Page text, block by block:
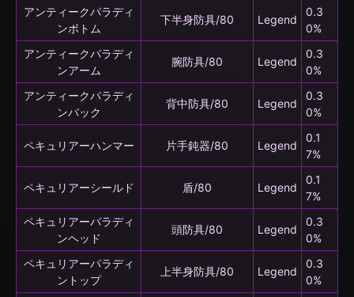
アンティークパラディ
ンボトム
下半身防具/80 Legend
0.3
0%
アンティークパラディ
ンアーム
腕防具/80 Legend
0.3
0%
アンティークパラディ
ンバック
背中防具/80 Legend
0.3
0%
ペキュリアーハンマー 片手鈍器/80 Legend
0.1
7%
ペキュリアーシールド 盾/80 Legend
0.1
7%
ペキュリアーパラディ
ンヘッド
頭防具/80 Legend
0.3
0%
ペキュリアーパラディ
ントップ
上半身防具/80 Legend
0.3
0%